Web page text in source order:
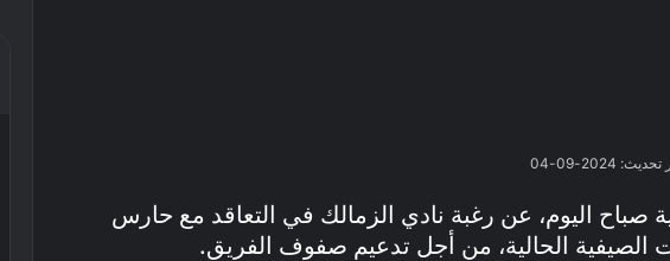
2024-09-04
صباح اليوم، عن رغبة نادي الزمالك في التعاقد مع حارس
الصيفية الحالية، من أجل تدعيم صفوف الفريق.